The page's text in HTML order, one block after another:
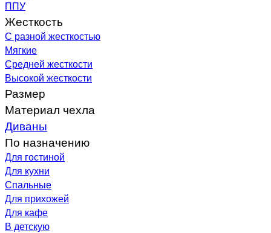
ППУ
Жесткость
С разной жесткостью
Мягкие
Средней жесткости
Высокой жесткости
Размер
Материал чехла
Диваны
По назначению
Для гостиной
Для кухни
Спальные
Для прихожей
Для кафе
В детскую